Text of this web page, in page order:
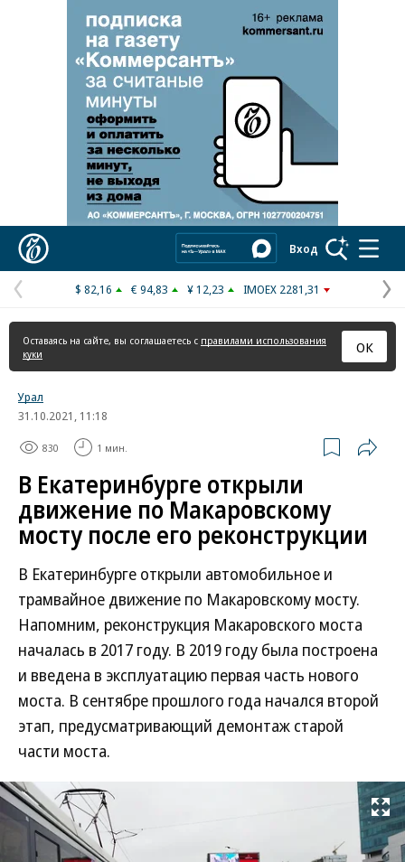
Реклама в «Ъ» www.kommersant.ru/ad
Вход
Предыдущая
страница
$ 82,16 € 94,83 ¥ 12,23 IMOEX 2281,31
Оставаясь на сайте, вы соглашаетесь с правилами использования
куки
ОК
Урал
31.10.2021, 11:18
830 1 мин.
В Екатеринбурге открыли
движение по Макаровскому
мосту после его реконструкции
В Екатеринбурге открыли автомобильное и
трамвайное движение по Макаровскому мосту.
Напомним, реконструкция Макаровского моста
началась в 2017 году. В 2019 году была построена
и введена в эксплуатацию первая часть нового
моста. В сентябре прошлого года начался второй
этап, предусматривающий демонтаж старой
части моста.
Развернуть